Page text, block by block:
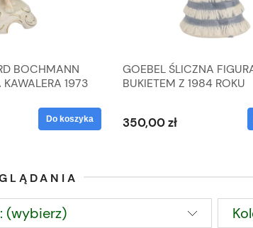
BOCHMANN
1973
Do koszyka
GOEBEL ŚLICZNA
BUKIETEM Z 1984 ROKU
350,00 zł
(wybierz)